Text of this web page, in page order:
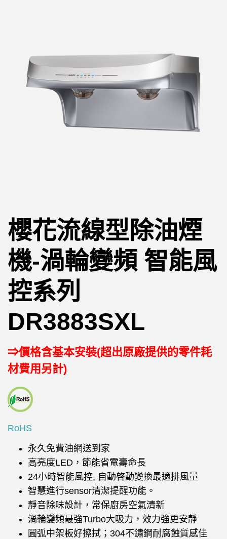
櫻花流線型除油煙
機-渦輪變頻 智能風
控系列
DR3883SXL
⇒價格含基本安裝(超出原廠提供的零件耗
材費用另計)
RoHS
永久免費油網送到家
高亮度LED，節能省電壽命長
24小時智能風控, 自動啓動變換最適排風量
智慧進行sensor清潔提醒功能。
靜音除味設計，常保廚房空氣清新
渦輪變頻最強Turbo大吸力，效力強更安靜
圓弧中架板好擦拭；304不鏽鋼耐腐蝕質感佳